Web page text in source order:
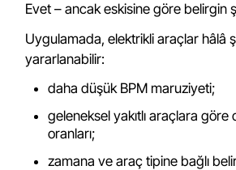
Evet – ancak eskisine göre belirgin
Uygulamada, elektrikli araçlar hâlâ
yararlanabilir:
daha düşük BPM maruziyeti;
geleneksel yakıtlı araçlara göre
oranları;
zamana ve araç tipine bağlı